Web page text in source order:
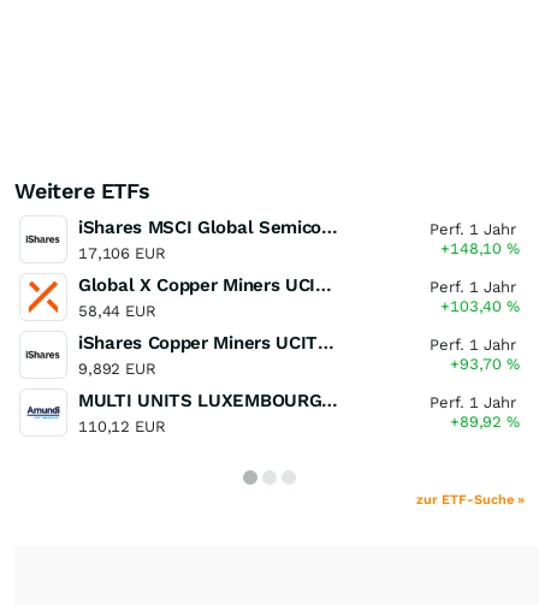
Weitere ETFs
iShares MSCI Global Semiconductors UCITS ETF USD (Acc)
17,106 EUR
Perf. 1 Jahr
+148,10%
Global X Copper Miners UCITS ETF USD Acc
58,44 EUR
Perf. 1 Jahr
+103,40%
iShares Copper Miners UCITS ETF
9,892 EUR
Perf. 1 Jahr
+93,70%
MULTI UNITS LUXEMBOURG - Lyxor MSCI Semiconductors ESG Filtered
110,12 EUR
Perf. 1 Jahr
+89,92%
zur ETF-Suche »